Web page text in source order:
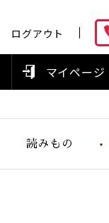
ログアウト
マイページ
読みもの